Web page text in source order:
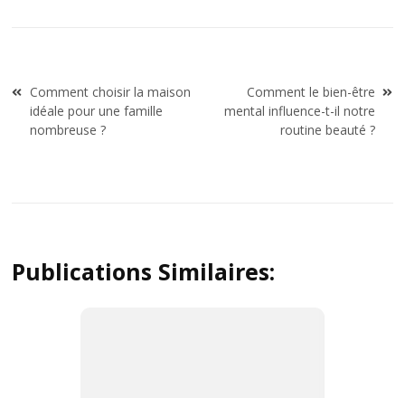
Navigation
de
l’article
Comment choisir la maison
idéale pour une famille
nombreuse ?
Comment le bien-être
mental influence-t-il notre
routine beauté ?
Publications Similaires: